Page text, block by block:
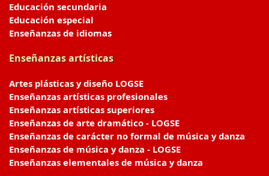
Educación secundaria
Educación especial
Enseñanzas de idiomas
Enseñanzas artísticas
Artes plásticas y diseño LOGSE
Enseñanzas artísticas profesionales
Enseñanzas artísticas superiores
Enseñanzas de arte dramático - LOGSE
Enseñanzas de carácter no formal de música y danza
Enseñanzas de música y danza - LOGSE
Enseñanzas elementales de música y danza